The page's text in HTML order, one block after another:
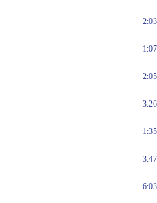
2:03
1:07
2:05
3:26
1:35
3:47
6:03